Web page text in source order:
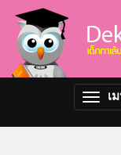
Toggle
เ